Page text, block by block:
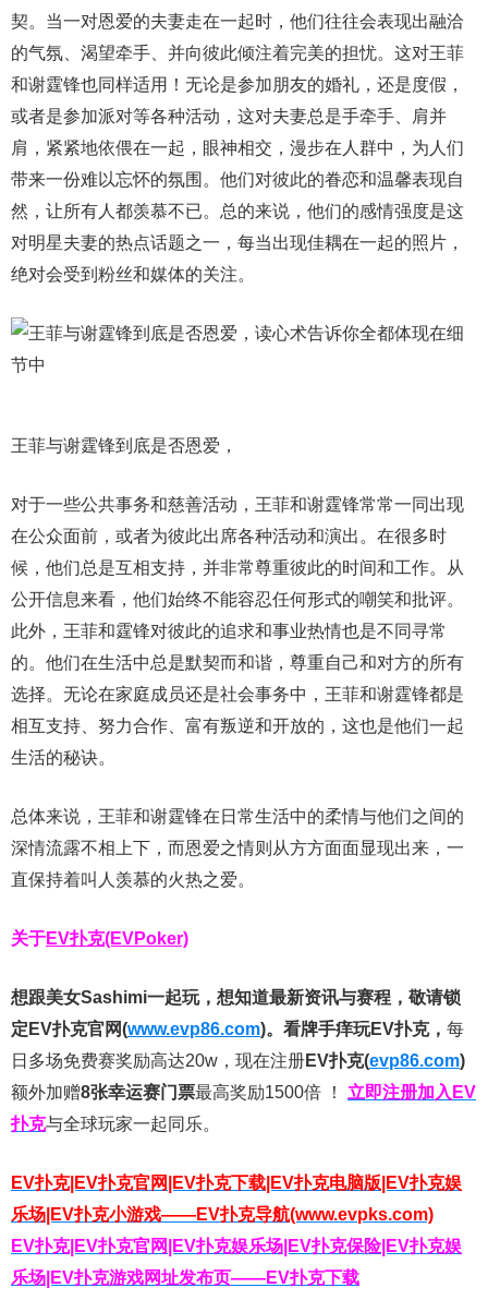
契。当一对恩爱的夫妻走在一起时，他们往往会表现出融洽
的气氛、渴望牵手、并向彼此倾注着完美的担忧。这对王菲
和谢霆锋也同样适用！无论是参加朋友的婚礼，还是度假，
或者是参加派对等各种活动，这对夫妻总是手牵手、肩并
肩，紧紧地依偎在一起，眼神相交，漫步在人群中，为人们
带来一份难以忘怀的氛围。他们对彼此的眷恋和温馨表现自
然，让所有人都羡慕不已。总的来说，他们的感情强度是这
对明星夫妻的热点话题之一，每当出现佳耦在一起的照片，
绝对会受到粉丝和媒体的关注。
王菲与谢霆锋到底是否恩爱，
对于一些公共事务和慈善活动，王菲和谢霆锋常常一同出现
在公众面前，或者为彼此出席各种活动和演出。在很多时
候，他们总是互相支持，并非常尊重彼此的时间和工作。从
公开信息来看，他们始终不能容忍任何形式的嘲笑和批评。
此外，王菲和霆锋对彼此的追求和事业热情也是不同寻常
的。他们在生活中总是默契而和谐，尊重自己和对方的所有
选择。无论在家庭成员还是社会事务中，王菲和谢霆锋都是
相互支持、努力合作、富有叛逆和开放的，这也是他们一起
生活的秘诀。
总体来说，王菲和谢霆锋在日常生活中的柔情与他们之间的
深情流露不相上下，而恩爱之情则从方方面面显现出来，一
直保持着叫人羡慕的火热之爱。
关于EV扑克(EVPoker)
想跟美女Sashimi一起玩， 想知道最新资讯与赛程， 敬请锁
定EV扑克官网(www.evp86.com)。 看牌手痒玩EV扑克， 每
日多场免费赛奖励高达20w，现在注册EV扑克(evp86.com)
额外加赠8张幸运赛门票最高奖励1500倍 ！ 立即注册加入EV
扑克与全球玩家一起同乐。
EV扑克|EV扑克官网|EV扑克下载|EV扑克电脑版|EV扑克娱
乐场|EV扑克小游戏——EV扑克导航(www.evpks.com)
EV扑克|EV扑克官网|EV扑克娱乐场|EV扑克保险|EV扑克娱
乐场|EV扑克游戏网址发布页——EV扑克下载